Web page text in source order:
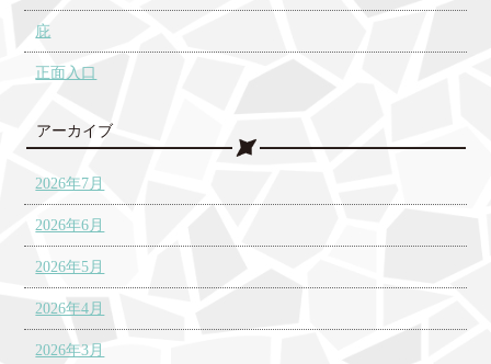
庇
正面入口
アーカイブ
2026年7月
2026年6月
2026年5月
2026年4月
2026年3月